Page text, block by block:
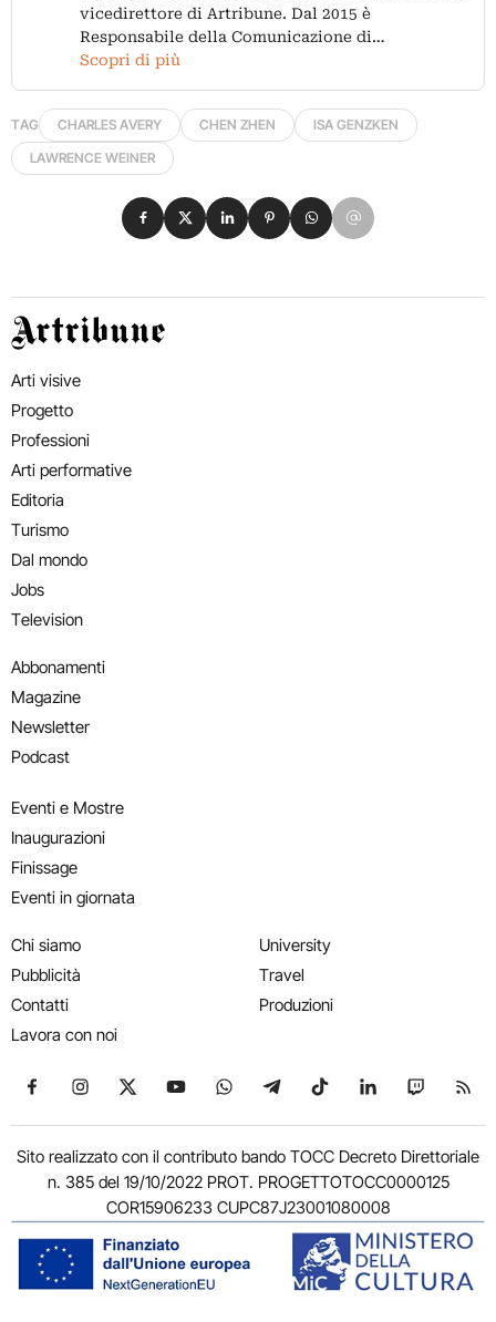
vicedirettore di Artribune. Dal 2015 è
Responsabile della Comunicazione di…
Scopri di più
TAG CHARLES AVERY CHEN ZHEN
ISA GENZKEN
LAWRENCE WEINER
Condividi su Facebook
Condividi su X
Condividi su LinkedIn
Condividi su Pinterest
Condividi su WhatsApp
Condividi su Email
Artribune
Arti visive
Progetto
Professioni
Arti performative
Editoria
Turismo
Dal mondo
Jobs
Television
Abbonamenti
Magazine
Newsletter
Podcast
Eventi e Mostre
Inaugurazioni
Finissage
Eventi in giornata
Chi siamo
Pubblicità
Contatti
Lavora con noi
University
Travel
Produzioni
Seguici su Facebook
Seguici su Instagram
Seguici su X
Seguici su YouTube
Seguici su WhatsApp
Seguici su Telegram
Seguici su TikTok
Seguici su
Seguici
Sito realizzato con il contributo bando TOCC Decreto Direttoriale
n. 385 del 19/10/2022 PROT. PROGETTOTOCC0000125
COR15906233 CUPC87J23001080008